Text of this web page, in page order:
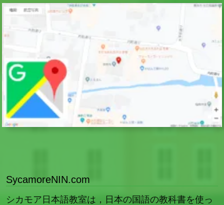
SycamoreNIN.com
シカモア日本語教室は，日本の国語の教科書を使っ